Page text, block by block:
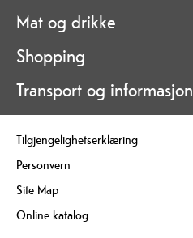
Mat og drikke
Shopping
Transport og informasjon
Tilgjengelighetserklæring
Personvern
Site Map
Online katalog